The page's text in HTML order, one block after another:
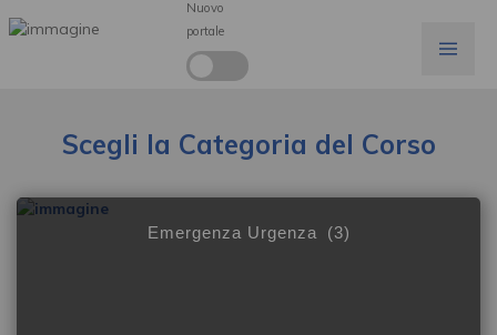
Scegli la Categoria del Corso
Emergenza Urgenza (3)